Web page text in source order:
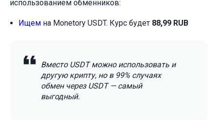
использованием обменников:
Ищем на Monetory USDT. Курс будет 88,99 RUB
Вместо USDT можно использовать и
другую крипту, но в 99% случаях
обмен через USDT — самый
выгодный.